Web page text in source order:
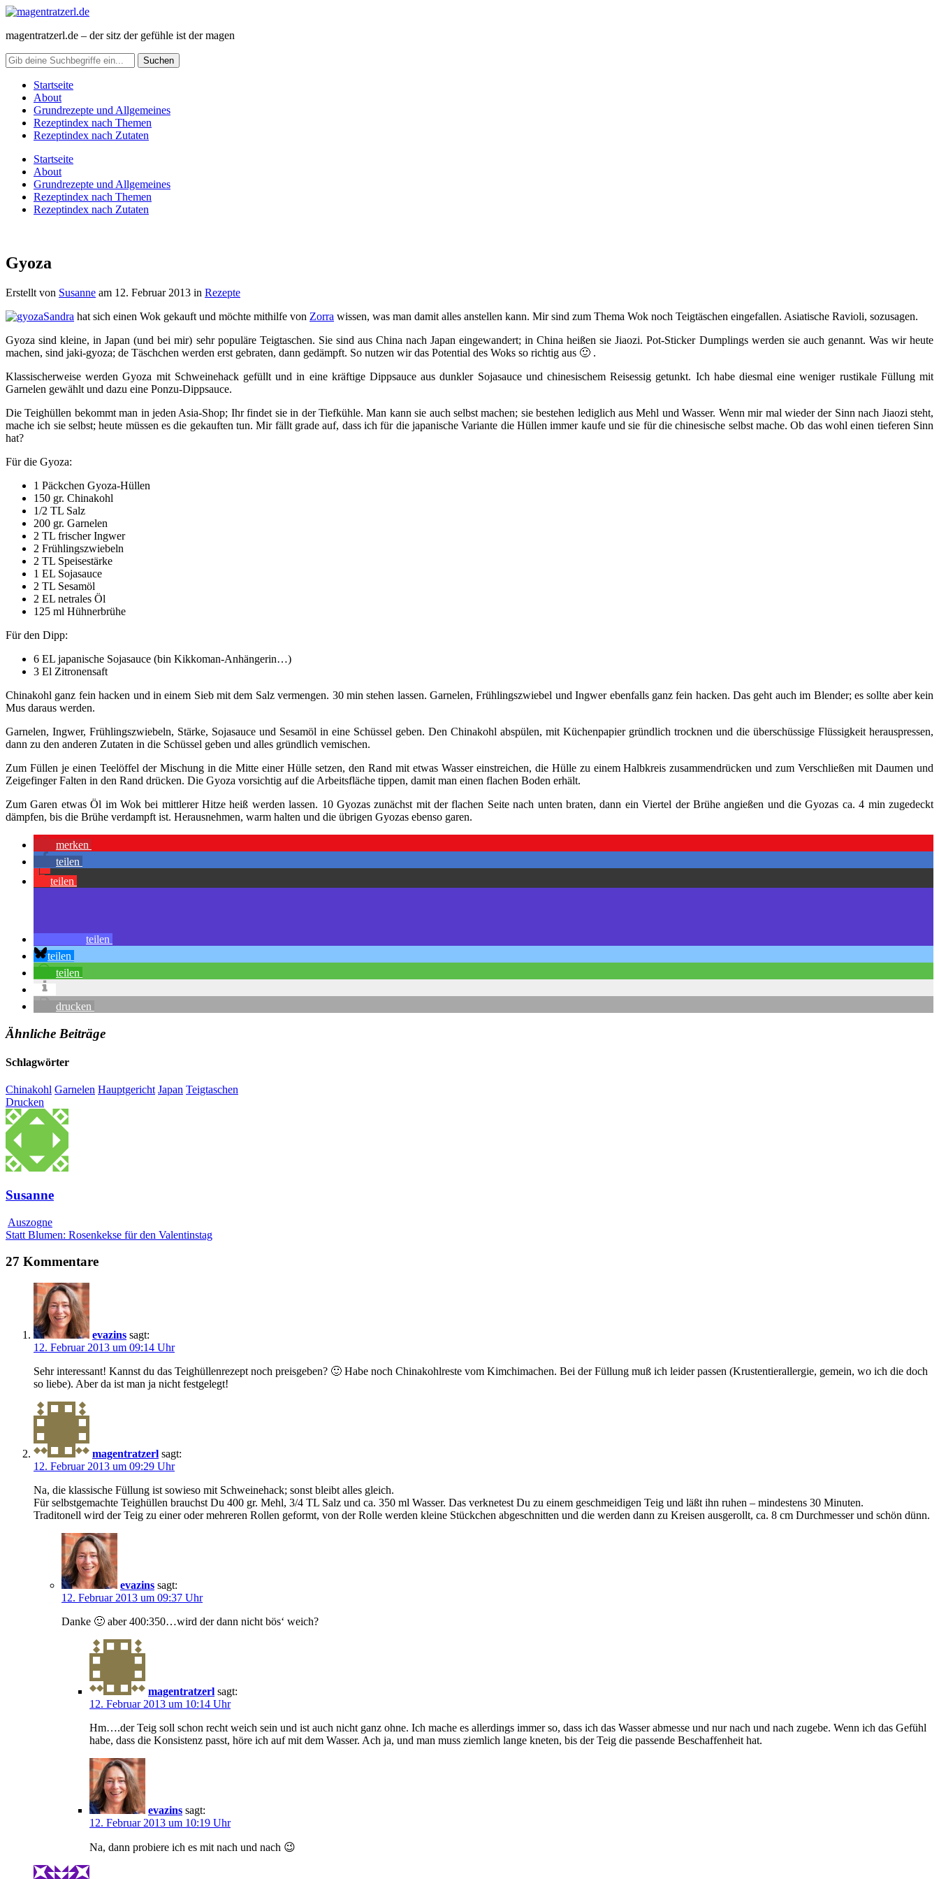
magentratzerl.de – der sitz der gefühle ist der magen
Startseite
About
Grundrezepte und Allgemeines
Rezeptindex nach Themen
Rezeptindex nach Zutaten
Startseite
About
Grundrezepte und Allgemeines
Rezeptindex nach Themen
Rezeptindex nach Zutaten
Gyoza
Erstellt von Susanne am 12. Februar 2013 in Rezepte
Sandra hat sich einen Wok gekauft und möchte mithilfe von Zorra wissen, was man damit alles anstellen kann. Mir sind zum Thema Wok noch Teigtäschen eingefallen. Asiatische Ravioli, sozusagen.
Gyoza sind kleine, in Japan (und bei mir) sehr populäre Teigtaschen. Sie sind aus China nach Japan eingewandert; in China heißen sie Jiaozi. Pot-Sticker Dumplings werden sie auch genannt. Was wir heute
machen, sind jaki-gyoza; de Täschchen werden erst gebraten, dann gedämpft. So nutzen wir das Potential des Woks so richtig aus 🙂 .
Klassischerweise werden Gyoza mit Schweinehack gefüllt und in eine kräftige Dippsauce aus dunkler Sojasauce und chinesischem Reisessig getunkt. Ich habe diesmal eine weniger rustikale Füllung mit
Garnelen gewählt und dazu eine Ponzu-Dippsauce.
Die Teighüllen bekommt man in jeden Asia-Shop; Ihr findet sie in der Tiefkühle. Man kann sie auch selbst machen; sie bestehen lediglich aus Mehl und Wasser. Wenn mir mal wieder der Sinn nach Jiaozi steht,
mache ich sie selbst; heute müssen es die gekauften tun. Mir fällt grade auf, dass ich für die japanische Variante die Hüllen immer kaufe und sie für die chinesische selbst mache. Ob das wohl einen tieferen Sinn
hat?
Für die Gyoza:
1 Päckchen Gyoza-Hüllen
150 gr. Chinakohl
1/2 TL Salz
200 gr. Garnelen
2 TL frischer Ingwer
2 Frühlingszwiebeln
2 TL Speisestärke
1 EL Sojasauce
2 TL Sesamöl
2 EL netrales Öl
125 ml Hühnerbrühe
Für den Dipp:
6 EL japanische Sojasauce (bin Kikkoman-Anhängerin…)
3 El Zitronensaft
Chinakohl ganz fein hacken und in einem Sieb mit dem Salz vermengen. 30 min stehen lassen. Garnelen, Frühlingszwiebel und Ingwer ebenfalls ganz fein hacken. Das geht auch im Blender; es sollte aber kein
Mus daraus werden.
Garnelen, Ingwer, Frühlingszwiebeln, Stärke, Sojasauce und Sesamöl in eine Schüssel geben. Den Chinakohl abspülen, mit Küchenpapier gründlich trocknen und die überschüssige Flüssigkeit herauspressen,
dann zu den anderen Zutaten in die Schüssel geben und alles gründlich vemischen.
Zum Füllen je einen Teelöffel der Mischung in die Mitte einer Hülle setzen, den Rand mit etwas Wasser einstreichen, die Hülle zu einem Halbkreis zusammendrücken und zum Verschließen mit Daumen und
Zeigefinger Falten in den Rand drücken. Die Gyoza vorsichtig auf die Arbeitsfläche tippen, damit man einen flachen Boden erhält.
Zum Garen etwas Öl im Wok bei mittlerer Hitze heiß werden lassen. 10 Gyozas zunächst mit der flachen Seite nach unten braten, dann ein Viertel der Brühe angießen und die Gyozas ca. 4 min zugedeckt
dämpfen, bis die Brühe verdampft ist. Herausnehmen, warm halten und die übrigen Gyozas ebenso garen.
merken
teilen
teilen
teilen
teilen
teilen
drucken
Ähnliche Beiträge
Schlagwörter
Chinakohl Garnelen Hauptgericht Japan Teigtaschen
Drucken
Susanne
Auszogne
Statt Blumen: Rosenkekse für den Valentinstag
27 Kommentare
evazins sagt:
12. Februar 2013 um 09:14 Uhr
Sehr interessant! Kannst du das Teighüllenrezept noch preisgeben? 🙂 Habe noch Chinakohlreste vom Kimchimachen. Bei der Füllung muß ich leider passen (Krustentierallergie, gemein, wo ich die doch
so liebe). Aber da ist man ja nicht festgelegt!
magentratzerl sagt:
12. Februar 2013 um 09:29 Uhr
Na, die klassische Füllung ist sowieso mit Schweinehack; sonst bleibt alles gleich.
Für selbstgemachte Teighüllen brauchst Du 400 gr. Mehl, 3/4 TL Salz und ca. 350 ml Wasser. Das verknetest Du zu einem geschmeidigen Teig und läßt ihn ruhen – mindestens 30 Minuten.
Traditonell wird der Teig zu einer oder mehreren Rollen geformt, von der Rolle werden kleine Stückchen abgeschnitten und die werden dann zu Kreisen ausgerollt, ca. 8 cm Durchmesser und schön dünn.
evazins sagt:
12. Februar 2013 um 09:37 Uhr
Danke 🙂 aber 400:350…wird der dann nicht bös‘ weich?
magentratzerl sagt:
12. Februar 2013 um 10:14 Uhr
Hm….der Teig soll schon recht weich sein und ist auch nicht ganz ohne. Ich mache es allerdings immer so, dass ich das Wasser abmesse und nur nach und nach zugebe. Wenn ich das Gefühl
habe, dass die Konsistenz passt, höre ich auf mit dem Wasser. Ach ja, und man muss ziemlich lange kneten, bis der Teig die passende Beschaffenheit hat.
evazins sagt:
12. Februar 2013 um 10:19 Uhr
Na, dann probiere ich es mit nach und nach 😉